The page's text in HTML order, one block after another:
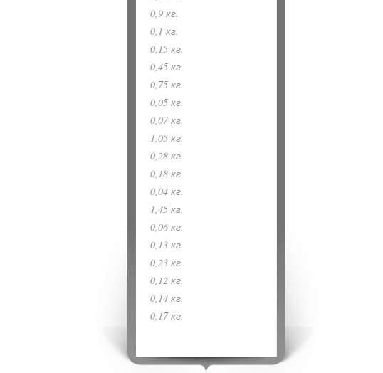
0,9 кг.
0,1 кг.
0,15 кг.
0,45 кг.
0,75 кг.
0,05 кг.
0,07 кг.
1,05 кг.
0,28 кг.
0,18 кг.
0,04 кг.
1,45 кг.
0,06 кг.
0,13 кг.
0,23 кг.
0,12 кг.
0,14 кг.
0,17 кг.